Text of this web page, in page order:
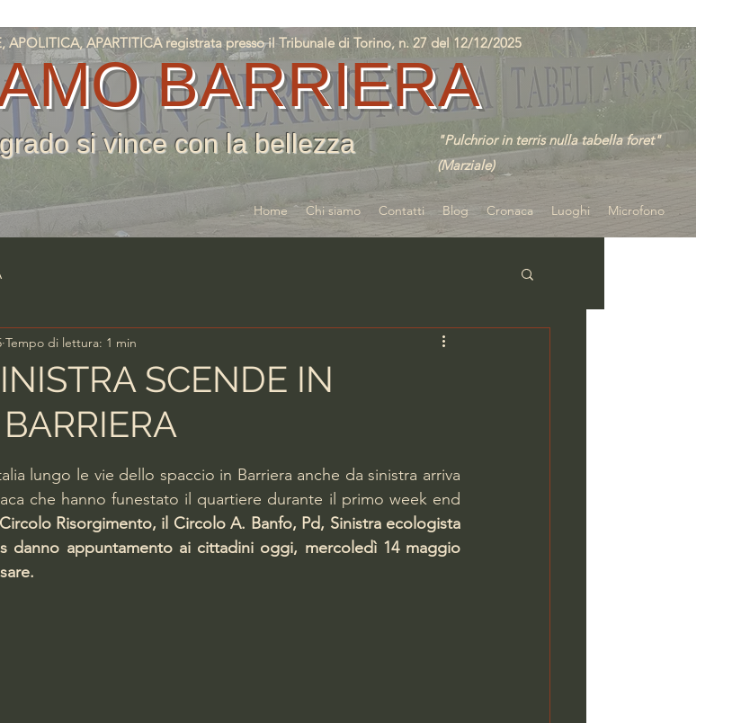
BARRIERA
si vince con la bellezza
"Pulchrior in terris nulla tabella foret"
(Marziale)
Home Chi siamo Contatti Blog Cronaca Luoghi Microfono
APOLITICA, APARTITICA registrata presso il Tribunale di Torino, n. 27 del 12/12/2025
SCENDE IN
Tempo di lettura: 1 min
lungo le vie dello spaccio in Barriera anche da sinistra arriva
che hanno funestato il quartiere durante il primo week end
Risorgimento, il Circolo A. Banfo, Pd, Sinistra ecologista
danno appuntamento ai cittadini oggi, mercoledì 14 maggio